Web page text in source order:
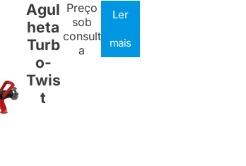
Agul
heta
Turb
o-
Twis
t
Preço
sob
consult
a
Ler
mais